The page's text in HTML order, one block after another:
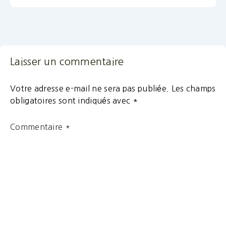
Laisser un commentaire
Votre adresse e-mail ne sera pas publiée.
Les champs
obligatoires sont indiqués avec *
Commentaire *